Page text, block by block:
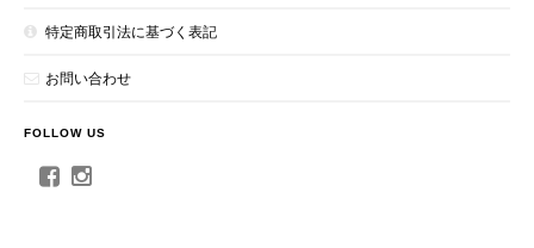
特定商取引法に基づく表記
お問い合わせ
FOLLOW US